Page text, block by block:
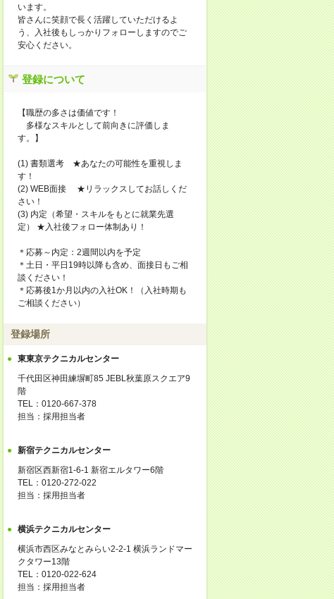
います。
皆さんに笑顔で長く活躍していただけるよ
う、入社後もしっかりフォローしますのでご
安心ください。
登録について
【職歴の多さは価値です！
多様なスキルとして前向きに評価しま
す。】
(1) 書類選考 ★あなたの可能性を重視しま
す！
(2) WEB面接 ★リラックスしてお話しくだ
さい！
(3) 内定（希望・スキルをもとに就業先選
定） ★入社後フォロー体制あり！
＊応募～内定：2週間以内を予定
＊土日・平日19時以降も含め、面接日もご相
談ください！
＊応募後1か月以内の入社OK！（入社時期も
ご相談ください）
登録場所
東東京テクニカルセンター
千代田区神田練塀町85 JEBL秋葉原スクエア9
階
TEL：0120-667-378
担当：採用担当者
新宿テクニカルセンター
新宿区西新宿1-6-1 新宿エルタワー6階
TEL：0120-272-022
担当：採用担当者
横浜テクニカルセンター
横浜市西区みなとみらい2-2-1 横浜ランドマー
クタワー13階
TEL：0120-022-624
担当：採用担当者